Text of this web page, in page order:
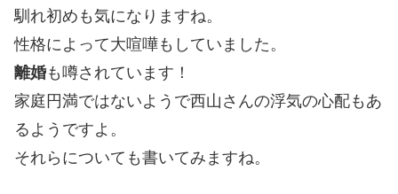
馴れ初めも気になりますね。
性格によって大喧嘩もしていました。
離婚も噂されています！
家庭円満ではないようで西山さんの浮気の心配もあ
るようですよ。
それらについても書いてみますね。